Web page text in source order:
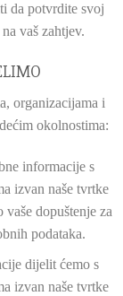
da potvrdite svoj
vaš zahtjev.
organizacijama i
okolnostima:
informacije s
izvan naše tvrtke
dopuštenje za
podataka.
dijelit ćemo s
izvan naše tvrtke